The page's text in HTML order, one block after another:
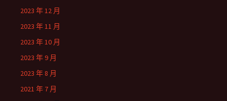
2023 年 12 月
2023 年 11 月
2023 年 10 月
2023 年 9 月
2023 年 8 月
2021 年 7 月